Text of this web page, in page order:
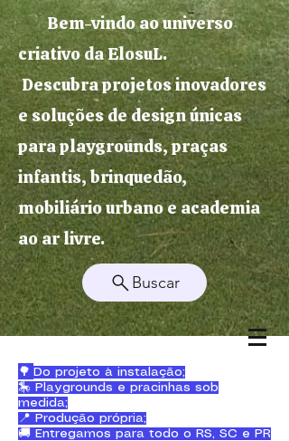
Bem-vindo ao universo
criativo da ElosuL.
Descubra projetos inovadores
e soluções de design únicas
para playgrounds, praças
infantis, brinquedão,
mobiliário urbano e academia
ao ar livre.
Buscar
🌳 Do projeto à instalação;
🎠 Playgrounds e pracinhas sob
medida;
📍 Produção própria;
🚚 Entregamos para todo o RS, SC e PR